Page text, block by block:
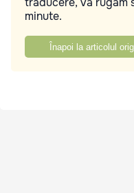
minute.
Înapoi la articolul